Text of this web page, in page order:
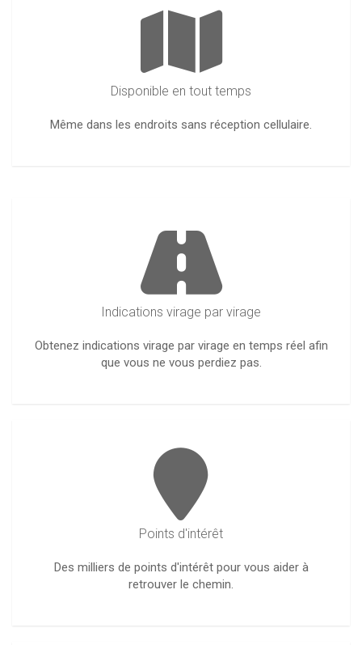
Disponible en tout temps
Même dans les endroits sans réception cellulaire.
Indications virage par virage
Obtenez indications virage par virage en temps réel afin
que vous ne vous perdiez pas.
Points d'intérêt
Des milliers de points d'intérêt pour vous aider à
retrouver le chemin.